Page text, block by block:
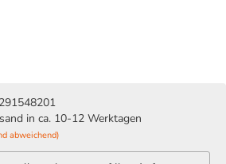
in ca. 10-12 Werktagen
abweichend)